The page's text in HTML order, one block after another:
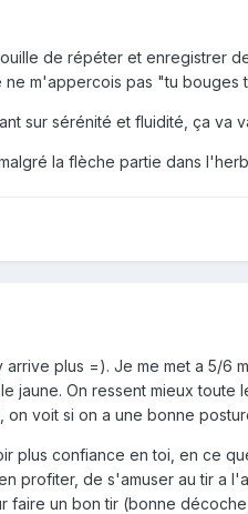
de répéter et enregistrer
m'appercois pas "tu
sur sérénité et fluidité, ça va
la flèche partie dans
plus =). Je me met a 5/6
jaune. On ressent mieux
on voit si on a une bonne
plus confiance en toi, en ce
profiter, de s'amuser au tir a
faire un bon tir (bonne